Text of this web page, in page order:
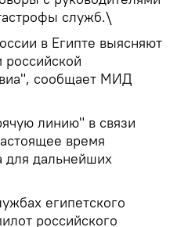
служб.\
в Египте выясняют
российской
сообщает МИД
линию" в связи
время
для дальнейших
египетского
российского